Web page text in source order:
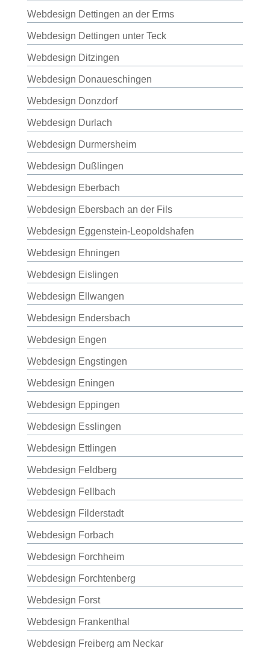
Webdesign Dettingen an der Erms
Webdesign Dettingen unter Teck
Webdesign Ditzingen
Webdesign Donaueschingen
Webdesign Donzdorf
Webdesign Durlach
Webdesign Durmersheim
Webdesign Dußlingen
Webdesign Eberbach
Webdesign Ebersbach an der Fils
Webdesign Eggenstein-Leopoldshafen
Webdesign Ehningen
Webdesign Eislingen
Webdesign Ellwangen
Webdesign Endersbach
Webdesign Engen
Webdesign Engstingen
Webdesign Eningen
Webdesign Eppingen
Webdesign Esslingen
Webdesign Ettlingen
Webdesign Feldberg
Webdesign Fellbach
Webdesign Filderstadt
Webdesign Forbach
Webdesign Forchheim
Webdesign Forchtenberg
Webdesign Forst
Webdesign Frankenthal
Webdesign Freiberg am Neckar